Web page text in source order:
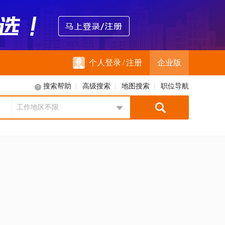
个人登录/注册 企业版
搜索帮助 高级搜索 地图搜索 职位导航
工作地区不限